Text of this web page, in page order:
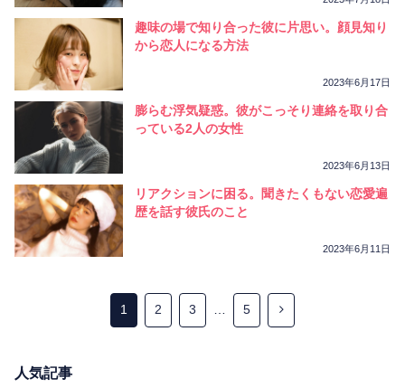
趣味の場で知り合った彼に片思い。顔見知り
から恋人になる方法
2023年6月17日
膨らむ浮気疑惑。彼がこっそり連絡を取り合
っている2人の女性
2023年6月13日
リアクションに困る。聞きたくもない恋愛遍
歴を話す彼氏のこと
2023年6月11日
1 2 3 5
人気記事